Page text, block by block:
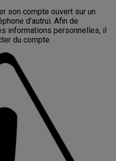
son compte ouvert sur un
d’autrui. Afin de
informations personnelles, il
du compte.